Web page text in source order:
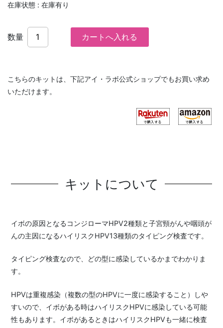
在庫状態 : 在庫有り
数量
こちらのキットは、下記アイ・ラボ公式ショップでもお買い求め
いただけます。
キットについて
イボの原因となるコンジローマHPV2種類と子宮頸がんや咽頭が
んの主因になるハイリスクHPV13種類のタイピング検査です。
タイピング検査なので、どの型に感染しているかまでわかりま
す。
HPVは重複感染（複数の型のHPVに一度に感染すること）しや
すいので、イボがある時はハイリスクHPVに感染している可能
性もあります。イボがあるときはハイリスクHPVも一緒に検査